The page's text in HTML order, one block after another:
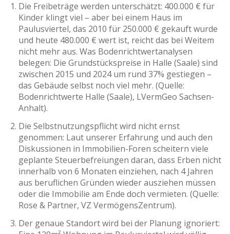
Die Freibeträge werden unterschätzt: 400.000 € für
Kinder klingt viel – aber bei einem Haus im
Paulusviertel, das 2010 für 250.000 € gekauft wurde
und heute 480.000 € wert ist, reicht das bei Weitem
nicht mehr aus. Was Bodenrichtwertanalysen
belegen: Die Grundstückspreise in Halle (Saale) sind
zwischen 2015 und 2024 um rund 37% gestiegen –
das Gebäude selbst noch viel mehr. (Quelle:
Bodenrichtwerte Halle (Saale), LVermGeo Sachsen-
Anhalt).
Die Selbstnutzungspflicht wird nicht ernst
genommen: Laut unserer Erfahrung und auch den
Diskussionen in Immobilien-Foren scheitern viele
geplante Steuerbefreiungen daran, dass Erben nicht
innerhalb von 6 Monaten einziehen, nach 4 Jahren
aus beruflichen Gründen wieder ausziehen müssen
oder die Immobilie am Ende doch vermieten. (Quelle:
Rose & Partner, VZ VermögensZentrum).
Der genaue Standort wird bei der Planung ignoriert: